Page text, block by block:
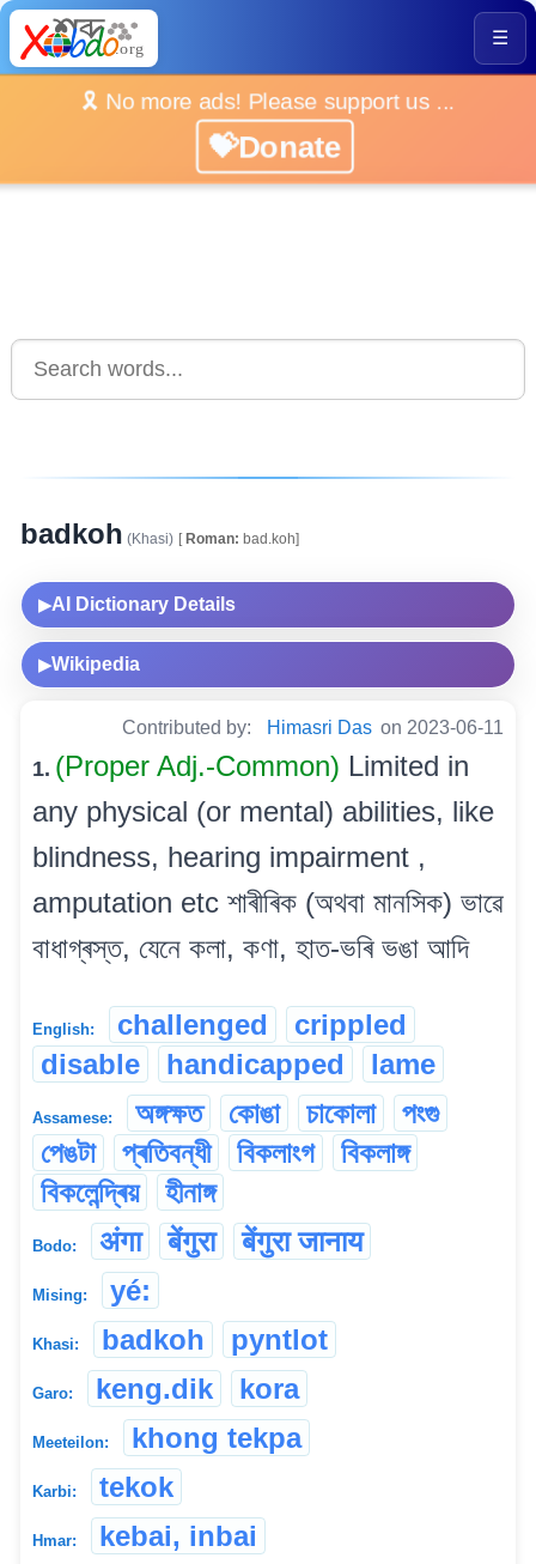
☰
🎗️ No more ads! Please support us ...
💝Donate
badkoh (Khasi) [Roman: bad.koh]
▶AI Dictionary Details
▶Wikipedia
Contributed by: Himasri Das on 2023-06-11
1. (Proper Adj.-Common) Limited in
any physical (or mental) abilities, like
blindness, hearing impairment ,
amputation etc শাৰীৰিক (অথবা মানসিক) ভাৱে
বাধাগ্ৰস্ত, যেনে কলা, কণা, হাত-ভৰি ভঙা আদি
English: challenged
crippled
disable
handicapped lame
Assamese: অঙ্গক্ষত কোঙা চাকোলা
পংগু
পেঙটা
প্ৰতিবন্ধী বিকলাংগ
বিকলাঙ্গ
বিকলেন্দ্ৰিয়
হীনাঙ্গ
Bodo: अंगा बेंगुरा बेंगुरा जानाय
Mising: yé:
Khasi: badkoh pyntlot
Garo: keng.dik kora
Meeteilon: khong tekpa
Karbi: tekok
Hmar: kebai, inbai